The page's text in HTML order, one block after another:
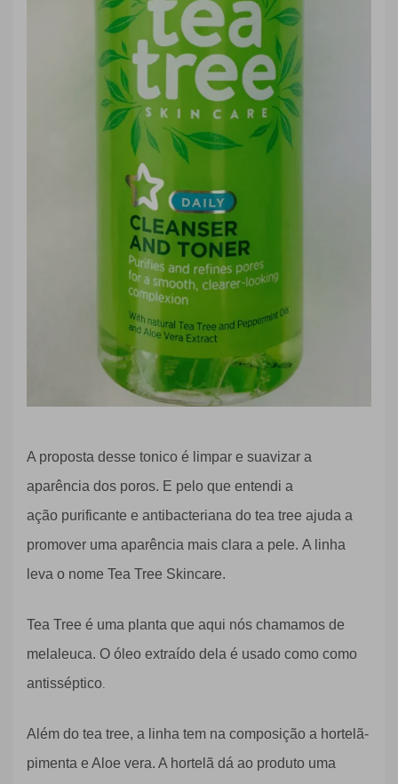
A proposta desse tonico é limpar e suavizar a
aparência dos poros. E pelo que entendi a
ação purificante e antibacteriana do tea tree ajuda a
promover uma aparência mais clara a pele. A linha
leva o nome Tea Tree Skincare.
Tea Tree é uma planta que aqui nós chamamos de
melaleuca. O óleo extraído dela é usado como como
antisséptico.
Além do tea tree, a linha tem na composição a hortelã-
pimenta e Aloe vera. A hortelã dá ao produto uma